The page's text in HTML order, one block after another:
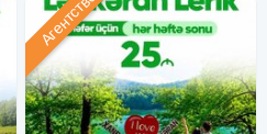
Агентство